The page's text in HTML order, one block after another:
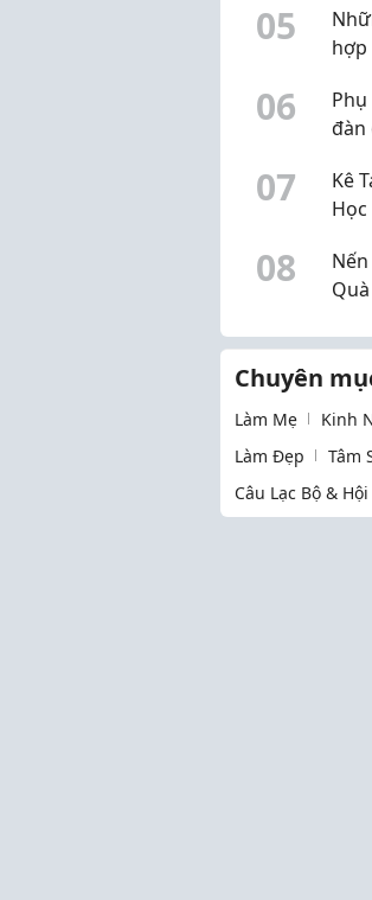
05
hợp
06
đàn
07
Kê
Học
08
Biệt
Chuyên
Làm Mẹ Kinh
Làm Đẹp
Tâm
Câu Lạc Bộ &